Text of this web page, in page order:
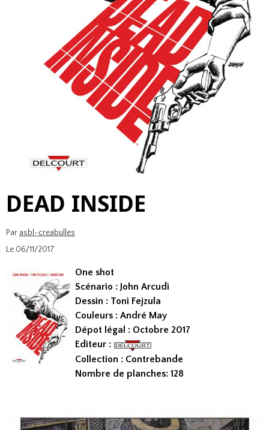
DEAD INSIDE
Par asbl-creabulles
Le 06/11/2017
One shot
Scénario : John Arcudi
Dessin : Toni Fejzula
Couleurs : André May
Dépot légal : Octobre 2017
Editeur :
Collection : Contrebande
Nombre de planches: 128